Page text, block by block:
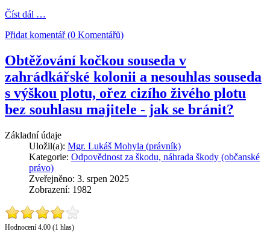
Číst dál …
Přidat komentář (0 Komentářů)
Obtěžování kočkou souseda v
zahrádkářské kolonii a nesouhlas souseda
s výškou plotu, ořez cizího živého plotu
bez souhlasu majitele - jak se bránit?
Základní údaje
Uložil(a): Mgr. Lukáš Mohyla (právník)
Kategorie: Odpovědnost za škodu, náhrada škody (občanské
právo)
Zveřejněno: 3. srpen 2025
Zobrazení: 1982
Hodnocení 4.00 (1 hlas)